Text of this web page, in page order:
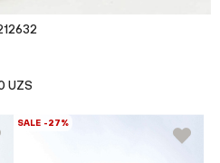
UZS
SALE -27%